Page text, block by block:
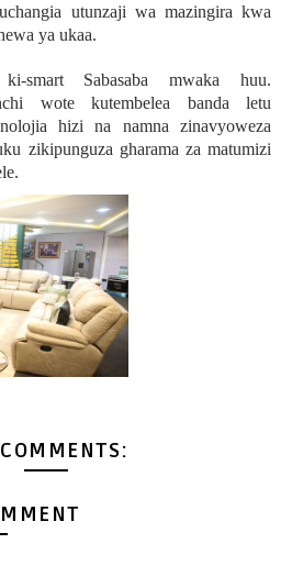
utunzaji wa mazingira kwa
ya ukaa.
smart Sabasaba mwaka huu.
wote kutembelea banda letu
hizi na namna zinavyoweza
zikipunguza gharama za matumizi